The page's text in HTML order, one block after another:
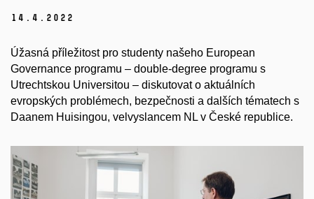
14. 4. 2022
Úžasná příležitost pro studenty našeho European
Governance programu – double-degree programu s
Utrechtskou Universitou – diskutovat o aktuálních
evropských problémech, bezpečnosti a dalších tématech s
Daanem Huisingou, velvyslancem NL v České republice.